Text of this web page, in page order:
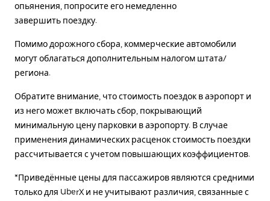
опьянения, попросите его немедленно
завершить поездку.
Помимо дорожного сбора, коммерческие автомобили
могут облагаться дополнительным налогом штата/
региона.
Обратите внимание, что стоимость поездок в аэропорт и
из него может включать сбор, покрывающий
минимальную цену парковки в аэропорту. В случае
применения динамических расценок стоимость поездки
рассчитывается с учетом повышающих коэффициентов.
*Приведённые цены для пассажиров являются средними
только для UberX и не учитывают различия, связанные с